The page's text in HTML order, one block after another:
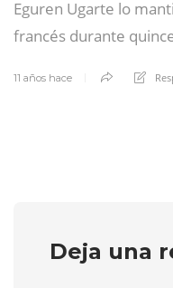
Eguren Ugarte lo
francés durante
11 años hace
Deja una